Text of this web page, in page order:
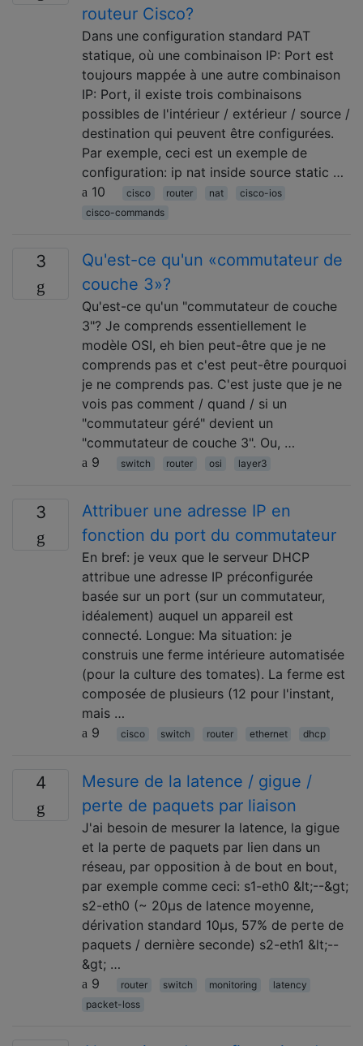
routeur Cisco?
Dans une configuration standard PAT
statique, où une combinaison IP: Port est
toujours mappée à une autre combinaison
IP: Port, il existe trois combinaisons
possibles de l'intérieur / extérieur / source /
destination qui peuvent être configurées.
Par exemple, ceci est un exemple de
configuration: ip nat inside source static …
10
cisco router nat
cisco-ios
cisco-commands
3
Qu'est-ce qu'un «commutateur de
couche 3»?
Qu'est-ce qu'un "commutateur de couche
3"? Je comprends essentiellement le
modèle OSI, eh bien peut-être que je ne
comprends pas et c'est peut-être pourquoi
je ne comprends pas. C'est juste que je ne
vois pas comment / quand / si un
"commutateur géré" devient un
"commutateur de couche 3". Ou, …
9
switch router osi layer3
3
Attribuer une adresse IP en
fonction du port du commutateur
En bref: je veux que le serveur DHCP
attribue une adresse IP préconfigurée
basée sur un port (sur un commutateur,
idéalement) auquel un appareil est
connecté. Longue: Ma situation: je
construis une ferme intérieure automatisée
(pour la culture des tomates). La ferme est
composée de plusieurs (12 pour l'instant,
mais …
9
cisco switch router ethernet dhcp
4
Mesure de la latence / gigue /
perte de paquets par liaison
J'ai besoin de mesurer la latence, la gigue
et la perte de paquets par lien dans un
réseau, par opposition à de bout en bout,
par exemple comme ceci: s1-eth0 &lt;--&gt;
s2-eth0 (~ 20µs de latence moyenne,
dérivation standard 10µs, 57% de perte de
paquets / dernière seconde) s2-eth1 &lt;--
&gt; …
9
router switch monitoring
latency
packet-loss